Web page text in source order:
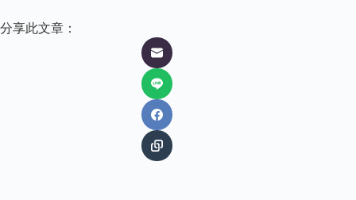
分享此文章：